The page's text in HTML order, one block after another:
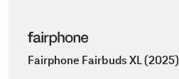
Fairphone Fairbuds XL (2025)